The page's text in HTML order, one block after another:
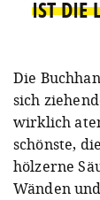
IST DIE
Die
sich
wirklich
schönste,
hölzerne
Wänden